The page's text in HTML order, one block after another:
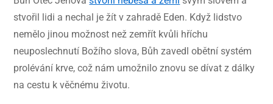
stvořil lidi a nechal je žít v zahradě Eden. Když lidstvo
nemělo jinou možnost než zemřít kvůli hříchu
neuposlechnutí Božího slova, Bůh zavedl obětní systém
prolévání krve, což nám umožnilo znovu se dívat z dálky
na cestu k věčnému životu.